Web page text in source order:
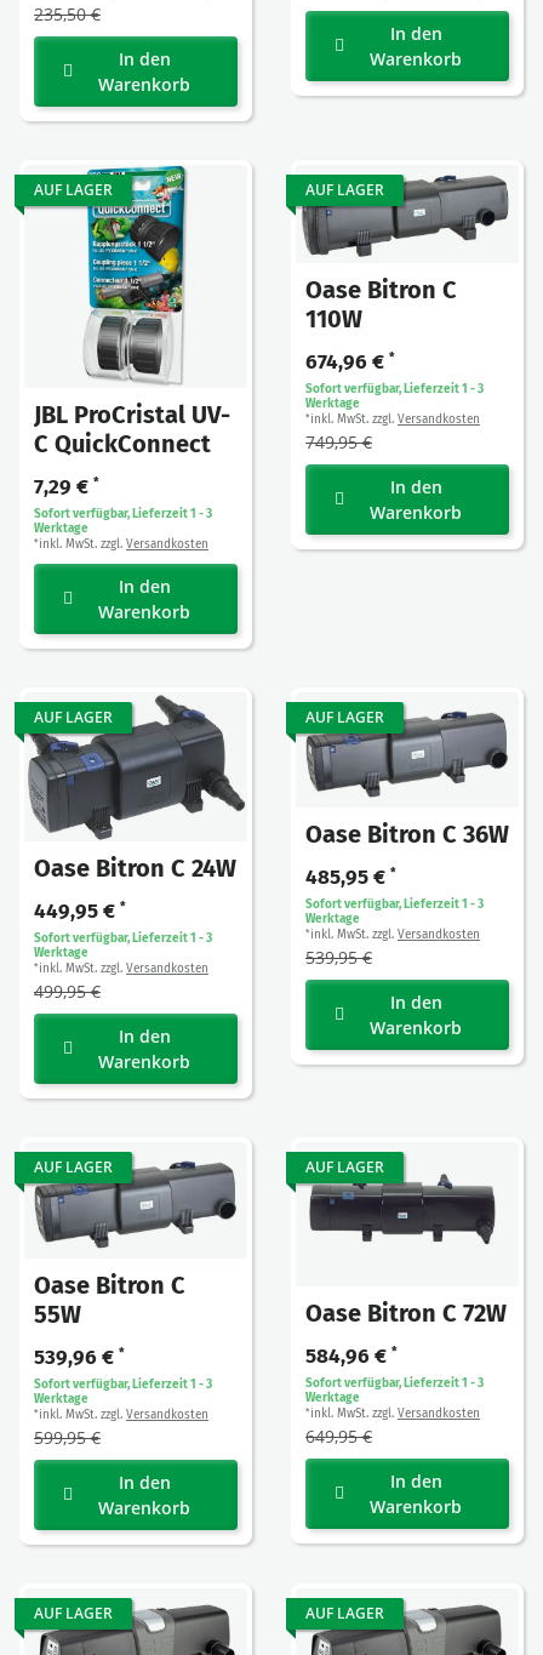
235,50 €
In den
Warenkorb
In den
Warenkorb
AUF LAGER
JBL ProCristal UV-
C QuickConnect
7,29 € *
Sofort verfügbar, Lieferzeit 1 - 3
Werktage
*inkl. MwSt. zzgl. Versandkosten
In den
Warenkorb
AUF LAGER
Oase Bitron C
110W
674,96 € *
Sofort verfügbar, Lieferzeit 1 - 3
Werktage
*inkl. MwSt. zzgl. Versandkosten
749,95 €
In den
Warenkorb
AUF LAGER
Oase Bitron C 24W
449,95 € *
Sofort verfügbar, Lieferzeit 1 - 3
Werktage
*inkl. MwSt. zzgl. Versandkosten
499,95 €
In den
Warenkorb
AUF LAGER
Oase Bitron C 36W
485,95 € *
Sofort verfügbar, Lieferzeit 1 - 3
Werktage
*inkl. MwSt. zzgl. Versandkosten
539,95 €
In den
Warenkorb
AUF LAGER
Oase Bitron C
55W
539,96 € *
Sofort verfügbar, Lieferzeit 1 - 3
Werktage
*inkl. MwSt. zzgl. Versandkosten
599,95 €
In den
Warenkorb
AUF LAGER
Oase Bitron C 72W
584,96 € *
Sofort verfügbar, Lieferzeit 1 - 3
Werktage
*inkl. MwSt. zzgl. Versandkosten
649,95 €
In den
Warenkorb
AUF LAGER AUF LAGER